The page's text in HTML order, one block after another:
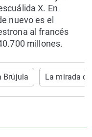
X. En
nuevo es el
al francés
millones.
Brújula La mirada